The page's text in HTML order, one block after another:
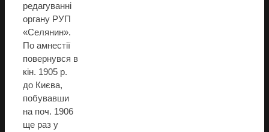
редагуванні
органу РУП
«Селянин».
По амнестії
повернувся в
кін. 1905 р.
до Києва,
побувавши
на поч. 1906
ще раз у